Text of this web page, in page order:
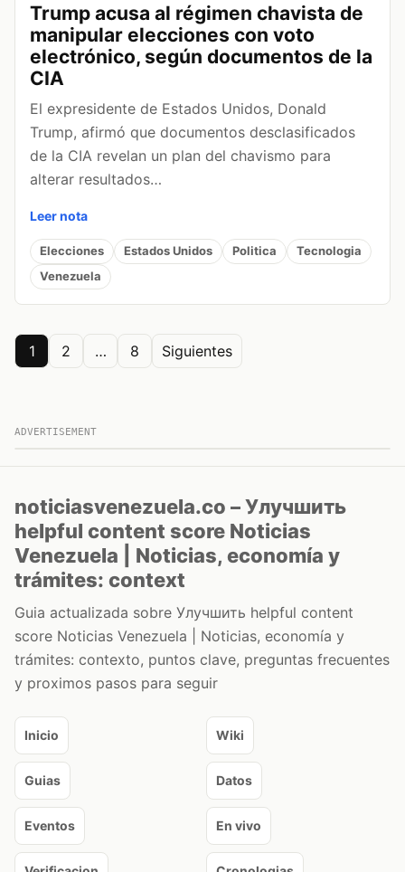
Trump acusa al régimen chavista de
manipular elecciones con voto
electrónico, según documentos de la
CIA
El expresidente de Estados Unidos, Donald
Trump, afirmó que documentos desclasificados
de la CIA revelan un plan del chavismo para
alterar resultados…
Leer nota
Elecciones Estados Unidos Politica
Tecnologia
Venezuela
Posts
1 2 … 8 Siguientes
ADVERTISEMENT
noticiasvenezuela.co – Улучшить
helpful content score Noticias
Venezuela | Noticias, economía y
trámites: context
Guia actualizada sobre Улучшить helpful content
score Noticias Venezuela | Noticias, economía y
trámites: contexto, puntos clave, preguntas frecuentes
y proximos pasos para seguir
Inicio Wiki
Guias Datos
Eventos En vivo